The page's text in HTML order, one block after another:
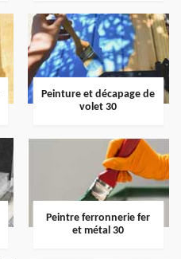
Peinture et décapage de
volet 30
Peintre ferronnerie fer
et métal 30